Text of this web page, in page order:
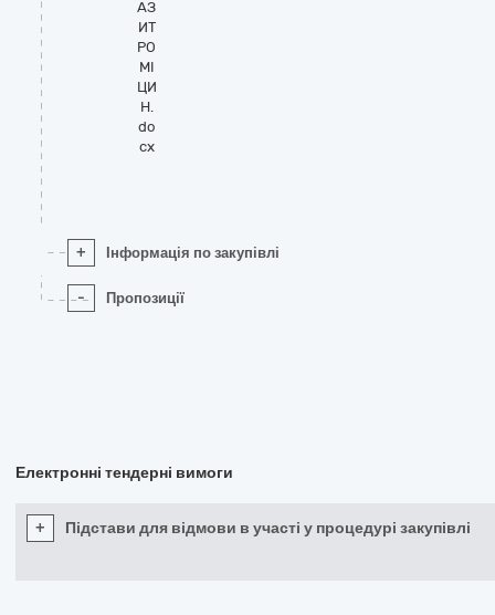
АЗ
ИТ
РО
МІ
ЦИ
Н.
do
cx
+ Інформація по закупівлі
- Пропозиції
Електронні тендерні вимоги
+ Підстави для відмови в участі у процедурі закупівлі